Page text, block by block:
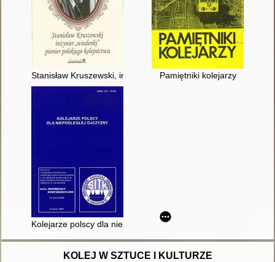
Stanisław Kruszewski, inżynier "wiedenki", pionier polskiego
Pamiętniki kolejarzy
Kolejarze polscy dla niepodległej ojczyzny = Polish
KOLEJ W SZTUCE I KULTURZE